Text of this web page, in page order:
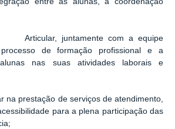
juntamente com a equipe
de formação profissional e a
nas suas atividades laborais e
de serviços de atendimento,
para a plena participação das